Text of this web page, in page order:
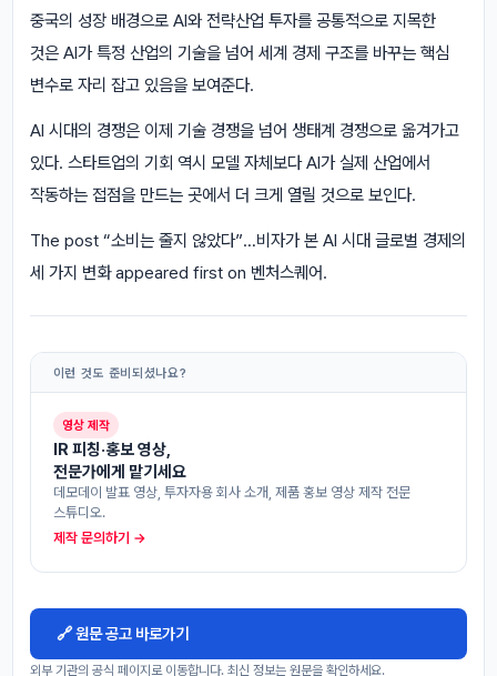
중국의 성장 배경으로 AI와 전략산업 투자를 공통적으로 지목한
것은 AI가 특정 산업의 기술을 넘어 세계 경제 구조를 바꾸는 핵심
변수로 자리 잡고 있음을 보여준다.
AI 시대의 경쟁은 이제 기술 경쟁을 넘어 생태계 경쟁으로 옮겨가고
있다. 스타트업의 기회 역시 모델 자체보다 AI가 실제 산업에서
작동하는 접점을 만드는 곳에서 더 크게 열릴 것으로 보인다.
The post “소비는 줄지 않았다”…비자가 본 AI 시대 글로벌 경제의
세 가지 변화 appeared first on 벤처스퀘어.
이런 것도 준비되셨나요?
영상 제작
IR 피칭·홍보 영상,
전문가에게 맡기세요
데모데이 발표 영상, 투자자용 회사 소개, 제품 홍보 영상 제작 전문
스튜디오.
제작 문의하기 →
🔗 원문 공고 바로가기
외부 기관의 공식 페이지로 이동합니다. 최신 정보는 원문을 확인하세요.